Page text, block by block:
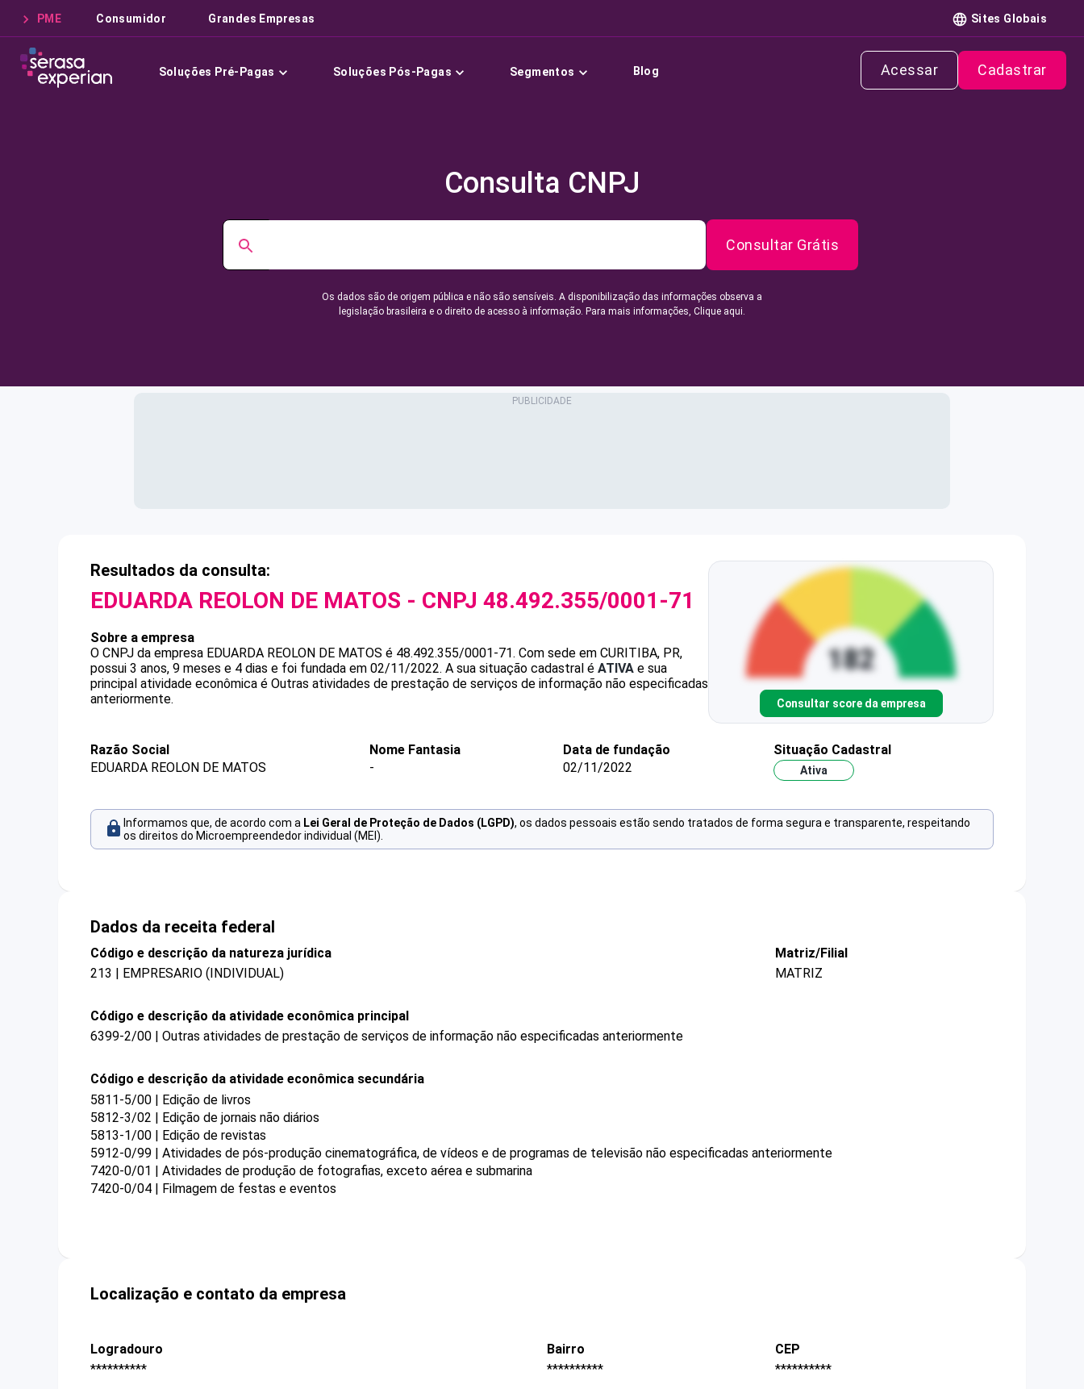
PME Consumidor Grandes Empresas Sites Globais
Soluções Pré-Pagas Soluções Pós-Pagas Segmentos Blog Acessar Cadastrar
Consulta CNPJ
Consultar Grátis
Os dados são de origem pública e não são sensíveis. A disponibilização das informações observa a
legislação brasileira e o direito de acesso à informação. Para mais informações, Clique aqui.
Resultados da consulta:
EDUARDA REOLON DE MATOS - CNPJ 48.492.355/0001-71
Sobre a empresa
O CNPJ da empresa EDUARDA REOLON DE MATOS é 48.492.355/0001-71. Com sede em CURITIBA, PR,
possui 3 anos, 9 meses e 4 dias e foi fundada em 02/11/2022. A sua situação cadastral é ATIVA e sua
principal atividade econômica é Outras atividades de prestação de serviços de informação não especificadas
anteriormente.
Consultar score da empresa
Razão Social
EDUARDA REOLON DE MATOS
Nome Fantasia
-
Data de fundação
02/11/2022
Situação Cadastral
Ativa
Informamos que, de acordo com a Lei Geral de Proteção de Dados (LGPD), os dados pessoais estão sendo tratados de forma segura e transparente, respeitando
os direitos do Microempreendedor individual (MEI).
Dados da receita federal
Código e descrição da natureza jurídica
213 | EMPRESARIO (INDIVIDUAL)
Matriz/Filial
MATRIZ
Código e descrição da atividade econômica principal
6399-2/00 | Outras atividades de prestação de serviços de informação não especificadas anteriormente
Código e descrição da atividade econômica secundária
5811-5/00 | Edição de livros
5812-3/02 | Edição de jornais não diários
5813-1/00 | Edição de revistas
5912-0/99 | Atividades de pós-produção cinematográfica, de vídeos e de programas de televisão não especificadas anteriormente
7420-0/01 | Atividades de produção de fotografias, exceto aérea e submarina
7420-0/04 | Filmagem de festas e eventos
Localização e contato da empresa
Logradouro
**********
Bairro
**********
CEP
**********